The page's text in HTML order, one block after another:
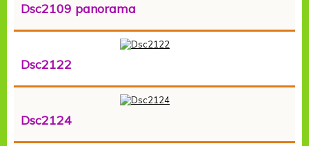
Dsc2109 panorama
Dsc2122
Dsc2124